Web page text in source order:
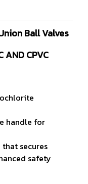
Ball Valves
AND CPVC
handle for
secures
safety